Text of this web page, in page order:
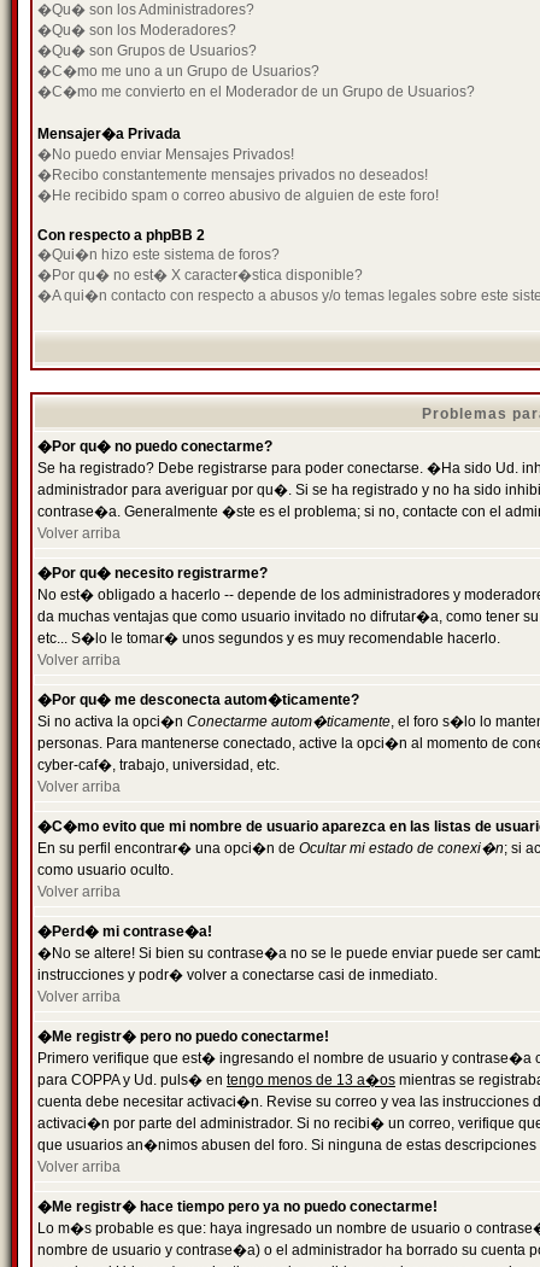
�Qu� son los Administradores?
�Qu� son los Moderadores?
�Qu� son Grupos de Usuarios?
�C�mo me uno a un Grupo de Usuarios?
�C�mo me convierto en el Moderador de un Grupo de Usuarios?
Mensajer�a Privada
�No puedo enviar Mensajes Privados!
�Recibo constantemente mensajes privados no deseados!
�He recibido spam o correo abusivo de alguien de este foro!
Con respecto a phpBB 2
�Qui�n hizo este sistema de foros?
�Por qu� no est� X caracter�stica disponible?
�A qui�n contacto con respecto a abusos y/o temas legales sobre este
Problemas
�Por qu� no puedo conectarme?
Se ha registrado? Debe registrarse para poder conectarse. �Ha sido Ud.
administrador para averiguar por qu�. Si se ha registrado y no ha sido
contrase�a. Generalmente �ste es el problema; si no, contacte con el
Volver arriba
�Por qu� necesito registrarme?
No est� obligado a hacerlo -- depende de los administradores y
da muchas ventajas que como usuario invitado no difrutar�a, como tener
etc... S�lo le tomar� unos segundos y es muy recomendable hacerlo.
Volver arriba
�Por qu� me desconecta autom�ticamente?
Si no activa la opci�n Conectarme autom�ticamente, el foro s�lo lo
personas. Para mantenerse conectado, active la opci�n al momento de
cyber-caf�, trabajo, universidad, etc.
Volver arriba
�C�mo evito que mi nombre de usuario aparezca en las listas de
En su perfil encontrar� una opci�n de Ocultar mi estado de conexi�n; si
como usuario oculto.
Volver arriba
�Perd� mi contrase�a!
�No se altere! Si bien su contrase�a no se le puede enviar puede ser
instrucciones y podr� volver a conectarse casi de inmediato.
Volver arriba
�Me registr� pero no puedo conectarme!
Primero verifique que est� ingresando el nombre de usuario y
para COPPA y Ud. puls� en tengo menos de 13 a�os mientras se
cuenta debe necesitar activaci�n. Revise su correo y vea las
activaci�n por parte del administrador. Si no recibi� un correo, verifique
que usuarios an�nimos abusen del foro. Si ninguna de estas
Volver arriba
�Me registr� hace tiempo pero ya no puedo conectarme!
Lo m�s probable es que: haya ingresado un nombre de usuario o
nombre de usuario y contrase�a) o el administrador ha borrado su